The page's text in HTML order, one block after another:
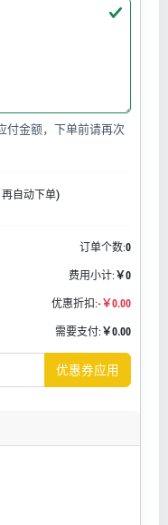
付金额，下单前请再次
自动下单)
订单个数:0
费用小计: ￥0
优惠折扣:-￥0.00
需要支付: ￥0.00
优惠券应用